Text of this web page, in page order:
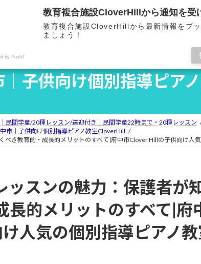
HOME OVERVIEW
｜子供向け個別指導ピア
民間学童/20種レッスン/送迎付き｜民間学童22時まで・20種レッスン
市｜子供向け個別指導ピアノ教室CloverHill
べき教育的・成長的メリットのすべて|府中市Clover Hillの子供向け人
ッスンの魅力：保護者が
長的メリットのすべて|府
人気の個別指導ピアノ
教育複合施設CloverHillから通知を受
教育複合施設CloverHillから最新情報をプ
ましょう！
by Push7